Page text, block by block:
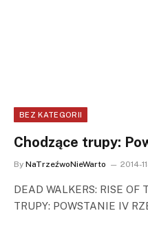
BEZ KATEGORII
Chodzące trupy:
By NaTrzeźwoNieWarto 2014-
DEAD WALKERS: RISE OF
TRUPY: POWSTANIE IV